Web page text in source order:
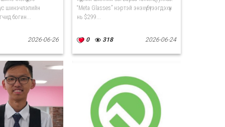
шинэчлэлийн
богин...
2026-06-26
“Meta Glasses” нэртэй энэхүү бүтээгдэхүүн
нь $299...
0 318 2026-06-24